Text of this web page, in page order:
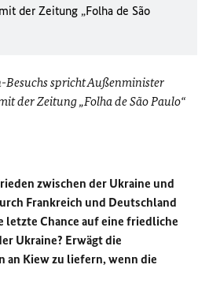
der Zeitung „Folha de São
Besuchs spricht Außenminister
der Zeitung „Folha de São Paulo“
zwischen der Ukraine und
Frankreich und Deutschland
letzte Chance auf eine friedliche
Ukraine? Erwägt die
an Kiew zu liefern, wenn die